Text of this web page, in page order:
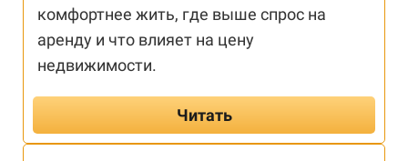
комфортнее жить, где выше спрос на
аренду и что влияет на цену
недвижимости.
Читать